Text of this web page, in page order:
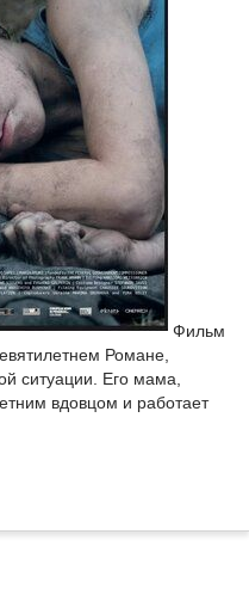
Фильм
Романе,
ситуации. Его мама,
вдовцом и работает